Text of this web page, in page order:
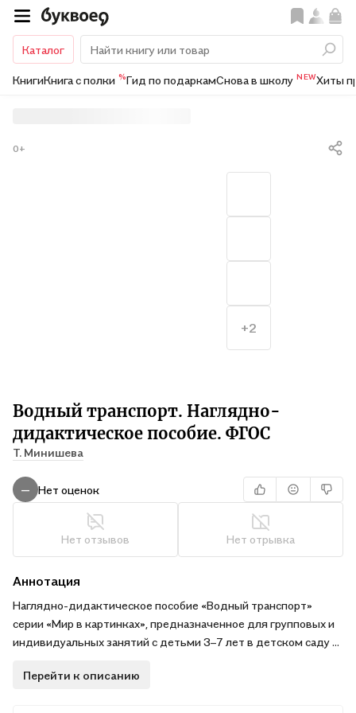
Каталог
КнигиКнига с полки %Гид по подаркамСнова в школу NEWХиты
Водный транспорт. Наглядно-
дидактическое пособие. ФГОС
Т. Минишева
0+
— Нет оценок
Нет отзывов Нет отрывка
+2
Аннотация
Наглядно-дидактическое пособие «Водный транспорт»
серии «Мир в картинках», предназначенное для групповых и
индивидуальных занятий с детьми 3–7 лет в детском саду и
другими видами водного транспорта.
Перейти к описанию